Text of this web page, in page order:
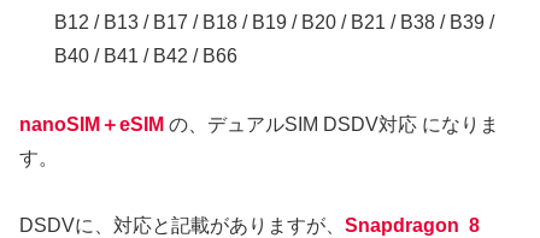
B12 / B13 / B17 / B18 / B19 / B20 / B21 / B38 / B39 /
B40 / B41 / B42 / B66
nanoSIM＋eSIM の、デュアルSIM DSDV対応 になりま
す。
DSDVに、対応と記載がありますが、 Snapdragon 8